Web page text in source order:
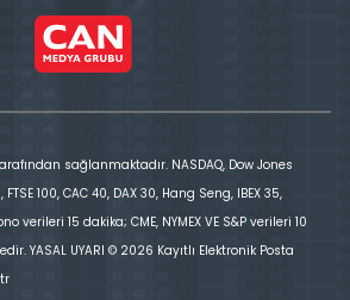
sağlanmaktadır. NASDAQ, Dow Jones
100, CAC 40, DAX 30, Hang Seng, IBEX 35,
verileri 15 dakika; CME, NYMEX VE S&P verileri 10
YASAL UYARI © 2026 Kayıtlı Elektronik Posta